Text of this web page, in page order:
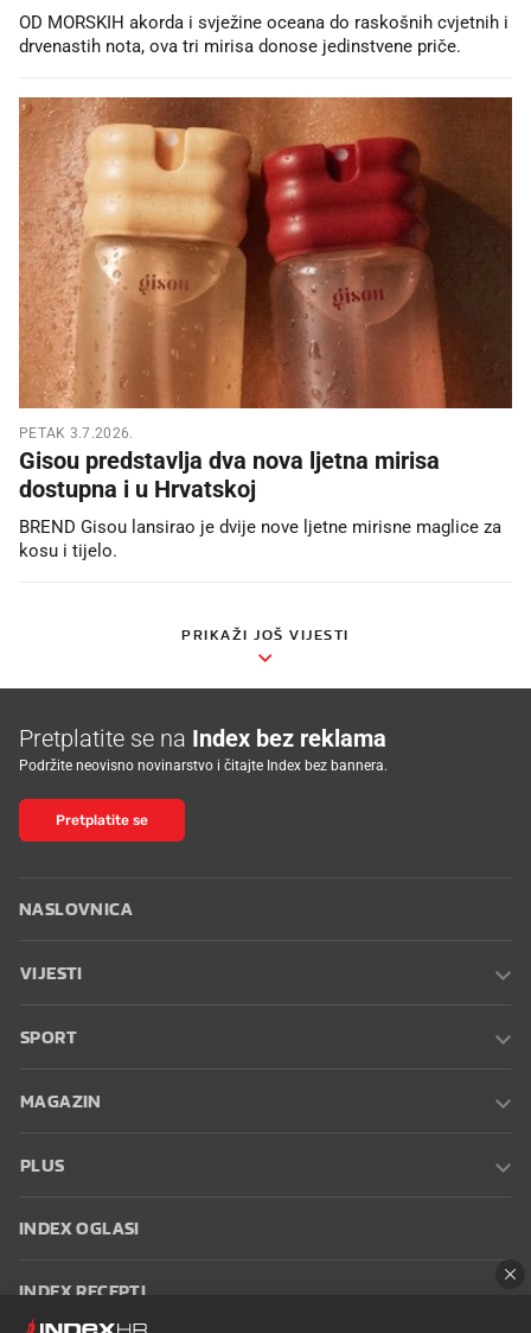
OD MORSKIH akorda i svježine oceana do raskošnih cvjetnih i
drvenastih nota, ova tri mirisa donose jedinstvene priče.
PETAK 3.7.2026.
Gisou predstavlja dva nova ljetna mirisa
dostupna i u Hrvatskoj
BREND Gisou lansirao je dvije nove ljetne mirisne maglice za
kosu i tijelo.
PRIKAŽI JOŠ VIJESTI
Pretplatite se na Index bez reklama
Podržite neovisno novinarstvo i čitajte Index bez bannera.
Pretplatite se
NASLOVNICA
VIJESTI
SPORT
MAGAZIN
PLUS
INDEX OGLASI
INDEX RECEPTI